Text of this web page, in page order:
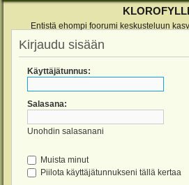
KLOROFYLLI
Entistä ehompi foorumi keskusteluun
Kirjaudu sisään
Käyttäjätunnus:
Salasana:
Unohdin salasanani
Muista minut
Piilota käyttäjätunnukseni tällä kertaa